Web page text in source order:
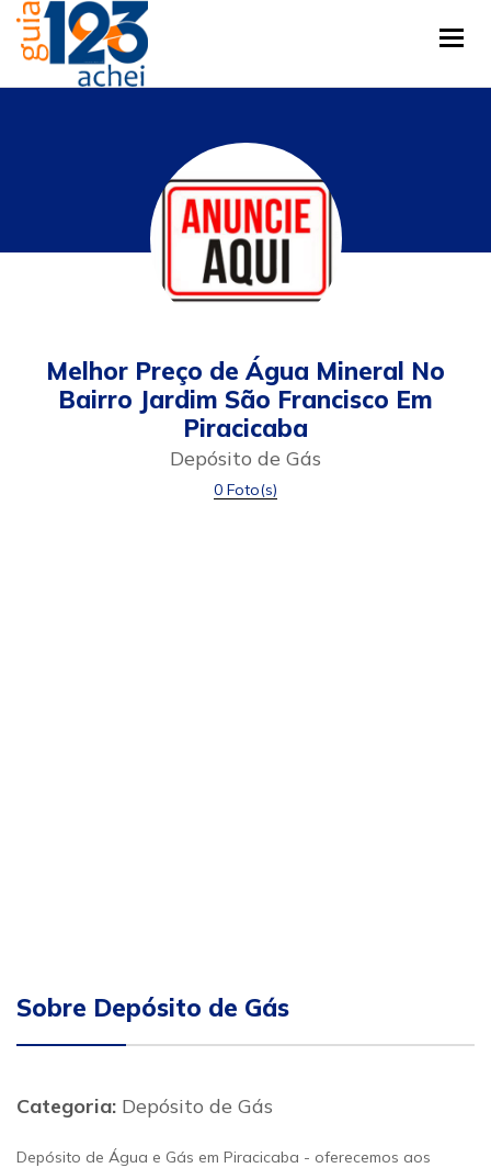
Melhor Preço de Água Mineral No
Bairro Jardim São Francisco Em
Piracicaba
Depósito de Gás
0 Foto(s)
Sobre Depósito de Gás
Categoria: Depósito de Gás
Depósito de Água e Gás em Piracicaba - oferecemos aos